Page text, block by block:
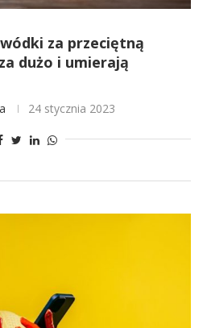
za przeciętną
dużo i umierają
24 stycznia 2023